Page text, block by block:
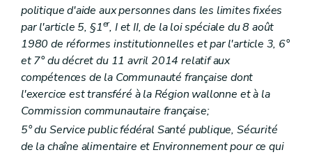
Art. 44/4
Art. 44/5
Titre 2
Communication par voie électronique
Art. 45
Titre 3 Rapport d'activités
Art. 46
Titre 4 Subventions
Art. 47
Art. 47/1
Art. 47/2
Art. 47/3
politique d'aide aux personnes dans les limites fixées
par l'article 5, §1er, I et II, de la loi spéciale du 8 août
1980 de réformes institutionnelles et par l'article 3, 6°
et 7° du décret du 11 avril 2014 relatif aux
compétences de la Communauté française dont
l'exercice est transféré à la Région wallonne et à la
Commission communautaire française;
5° du Service public fédéral Santé publique, Sécurité
de la chaîne alimentaire et Environnement pour ce qui